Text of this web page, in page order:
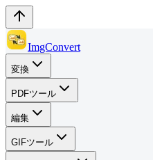
ImgConvert
変換
PDFツール
編集
GIFツール